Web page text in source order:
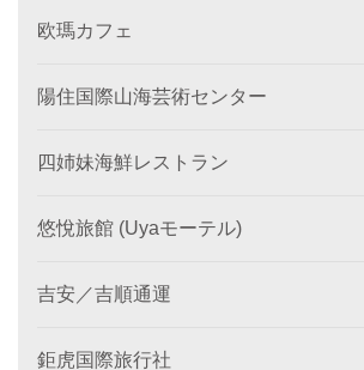
欧瑪カフェ
陽住国際山海芸術センター
四姉妹海鮮レストラン
悠悅旅館 (Uyaモーテル)
吉安／吉順通運
鉅虎国際旅行社